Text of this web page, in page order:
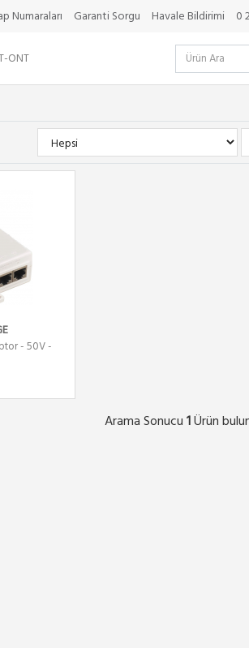
Numaraları Garanti Sorgu Havale Bildirimi 0
ONT
- 50V -
Arama Sonucu 1Ürün